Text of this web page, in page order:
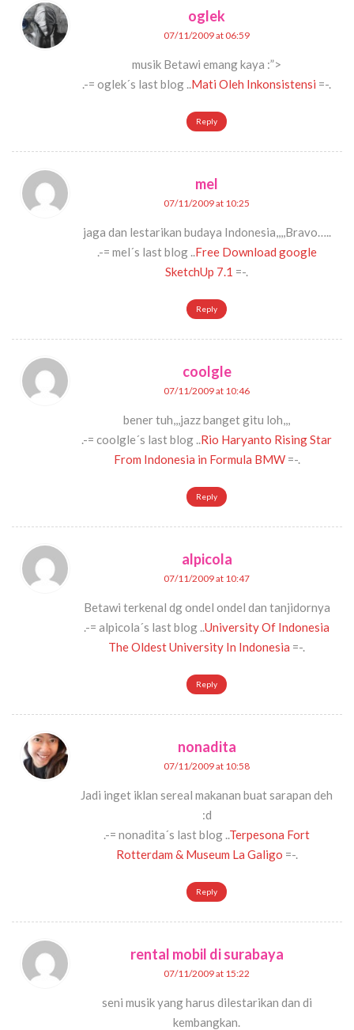
oglek
07/11/2009 at 06:59
musik Betawi emang kaya :”>
.-= oglek´s last blog ..Mati Oleh Inkonsistensi =-.
Reply
mel
07/11/2009 at 10:25
jaga dan lestarikan budaya Indonesia,,,,Bravo…..
.-= mel´s last blog ..Free Download google
SketchUp 7.1 =-.
Reply
coolgle
07/11/2009 at 10:46
bener tuh,,,jazz banget gitu loh,,,
.-= coolgle´s last blog ..Rio Haryanto Rising Star
From Indonesia in Formula BMW=-.
Reply
alpicola
07/11/2009 at 10:47
Betawi terkenal dg ondel ondel dan tanjidornya
.-= alpicola´s last blog ..University Of Indonesia
The Oldest University In Indonesia =-.
Reply
nonadita
07/11/2009 at 10:58
Jadi inget iklan sereal makanan buat sarapan deh
:d
.-= nonadita´s last blog ..Terpesona Fort
Rotterdam & Museum La Galigo =-.
Reply
rental mobil di surabaya
07/11/2009 at 15:22
seni musik yang harus dilestarikan dan di
kembangkan.